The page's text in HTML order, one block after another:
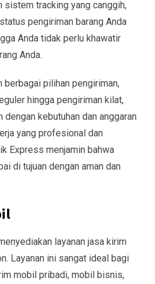
sistem tracking yang canggih,
pengiriman barang Anda
Anda tidak perlu khawatir
Anda.
berbagai pilihan pengiriman,
hingga pengiriman kilat,
kebutuhan dan anggaran
yang profesional dan
Express menjamin bahwa
di tujuan dengan aman dan
layanan jasa kirim
Layanan ini sangat ideal bagi
mobil pribadi, mobil bisnis,